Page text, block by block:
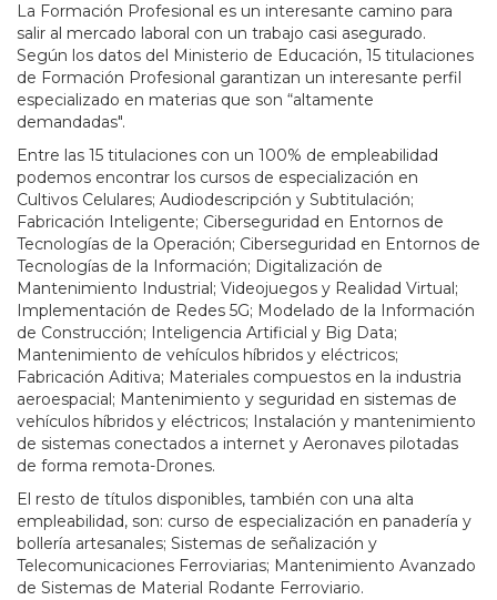
La Formación Profesional es un interesante camino para
salir al mercado laboral con un trabajo casi asegurado.
Según los datos del Ministerio de Educación, 15 titulaciones
de Formación Profesional garantizan un interesante perfil
especializado en materias que son “altamente
demandadas".
Entre las 15 titulaciones con un 100% de empleabilidad
podemos encontrar los cursos de especialización en
Cultivos Celulares; Audiodescripción y Subtitulación;
Fabricación Inteligente; Ciberseguridad en Entornos de
Tecnologías de la Operación; Ciberseguridad en Entornos de
Tecnologías de la Información; Digitalización de
Mantenimiento Industrial; Videojuegos y Realidad Virtual;
Implementación de Redes 5G; Modelado de la Información
de Construcción; Inteligencia Artificial y Big Data;
Mantenimiento de vehículos híbridos y eléctricos;
Fabricación Aditiva; Materiales compuestos en la industria
aeroespacial; Mantenimiento y seguridad en sistemas de
vehículos híbridos y eléctricos; Instalación y mantenimiento
de sistemas conectados a internet y Aeronaves pilotadas
de forma remota-Drones.
El resto de títulos disponibles, también con una alta
empleabilidad, son: curso de especialización en panadería y
bollería artesanales; Sistemas de señalización y
Telecomunicaciones Ferroviarias; Mantenimiento Avanzado
de Sistemas de Material Rodante Ferroviario.